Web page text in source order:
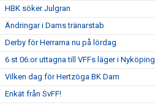
HBK söker Julgran
Ändringar i Dams tränarstab
Derby för Herrarna nu på lördag
6 st 06:or uttagna till VFFs läger i Nyköping
Vilken dag för Hertzöga BK Dam
Enkät från SvFF!